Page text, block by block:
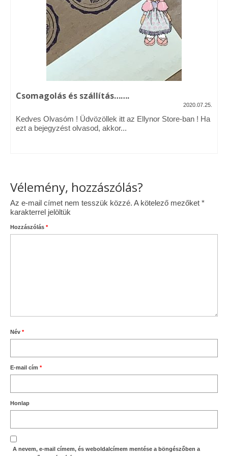
Vásárok, ahol velem is találkozhattál…
Alapanyagok, kellékek
A termékek tisztítása
Ellynor története
Adatkezelési tájékoztató
Általános Szerződési Feltételek
Csomagolás és szállítás…….
2020.07.25.
Kedves Olvasóm ! Üdvözöllek itt az Ellynor Store-ban ! Ha
ezt a bejegyzést olvasod, akkor...
Vélemény, hozzászólás?
Az e-mail címet nem tesszük közzé. A kötelező mezőket *
karakterrel jelöltük
Hozzászólás *
Név *
E-mail cím *
Honlap
A nevem, e-mail címem, és weboldalcímem mentése a böngészőben a